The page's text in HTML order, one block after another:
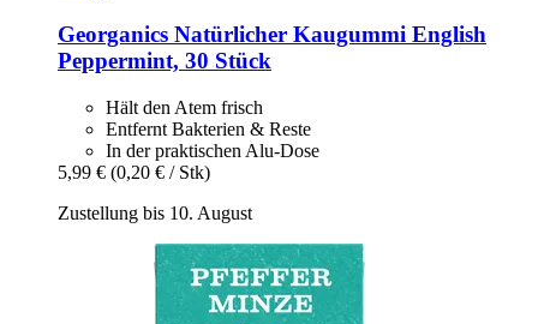
Georganics Natürlicher Kaugummi English
Peppermint, 30 Stück
Hält den Atem frisch
Entfernt Bakterien & Reste
In der praktischen Alu-Dose
5,99 € (0,20 € / Stk)
Zustellung bis 10. August